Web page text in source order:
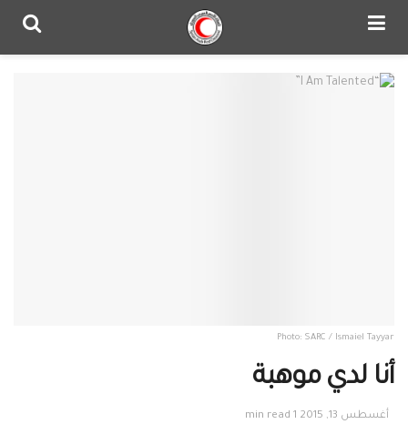
Photo: SARC / Ismaiel Tayyar
أنا لدي موهبة
أغسطس 13, 2015 1 min read